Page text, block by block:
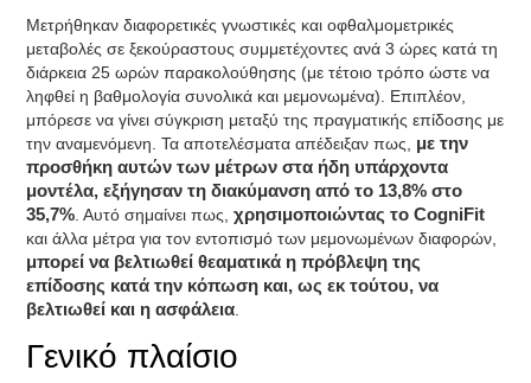
Μετρήθηκαν διαφορετικές γνωστικές και οφθαλμομετρικές
μεταβολές σε ξεκούραστους συμμετέχοντες ανά 3 ώρες κατά τη
διάρκεια 25 ωρών παρακολούθησης (με τέτοιο τρόπο ώστε να
ληφθεί η βαθμολογία συνολικά και μεμονωμένα). Επιπλέον,
μπόρεσε να γίνει σύγκριση μεταξύ της πραγματικής επίδοσης με
την αναμενόμενη. Τα αποτελέσματα απέδειξαν πως, με την
προσθήκη αυτών των μέτρων στα ήδη υπάρχοντα
μοντέλα, εξήγησαν τη διακύμανση από το 13,8% στο
35,7% . Αυτό σημαίνει πως,χρησιμοποιώντας το CogniFit
και άλλα μέτρα για τον εντοπισμό των μεμονωμένων διαφορών,
μπορεί να βελτιωθεί θεαματικά η πρόβλεψη της
επίδοσης κατά την κόπωση και, ως εκ τούτου, να
βελτιωθεί και η ασφάλεια
Γενικό πλαίσιο